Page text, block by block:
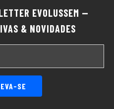
EVOLUSSEM —
& NOVIDADES
SE